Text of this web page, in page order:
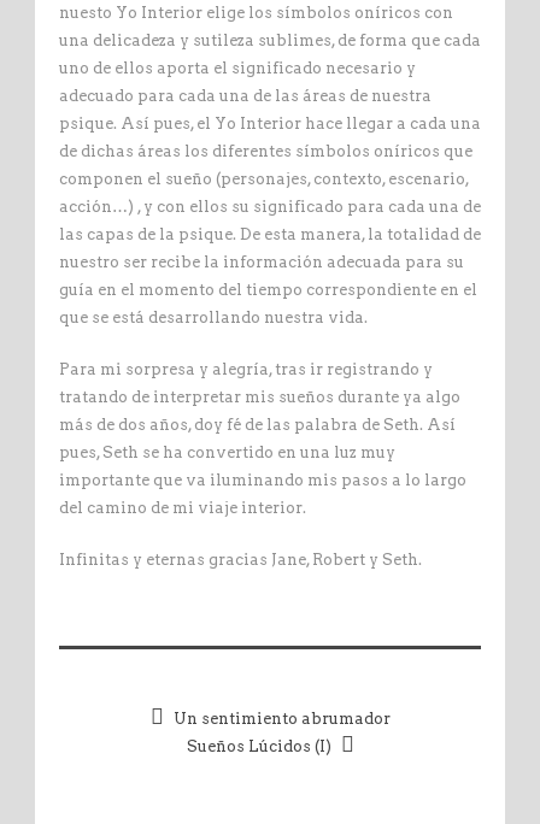
nuesto Yo Interior elige los símbolos oníricos con
una delicadeza y sutileza sublimes, de forma que cada
uno de ellos aporta el significado necesario y
adecuado para cada una de las áreas de nuestra
psique. Así pues, el Yo Interior hace llegar a cada una
de dichas áreas los diferentes símbolos oníricos que
componen el sueño (personajes, contexto, escenario,
acción…) , y con ellos su significado para cada una de
las capas de la psique. De esta manera, la totalidad de
nuestro ser recibe la información adecuada para su
guía en el momento del tiempo correspondiente en el
que se está desarrollando nuestra vida.
Para mi sorpresa y alegría, tras ir registrando y
tratando de interpretar mis sueños durante ya algo
más de dos años, doy fé de las palabra de Seth. Así
pues, Seth se ha convertido en una luz muy
importante que va iluminando mis pasos a lo largo
del camino de mi viaje interior.
Infinitas y eternas gracias Jane, Robert y Seth.
Un sentimiento abrumador
Sueños Lúcidos (I)